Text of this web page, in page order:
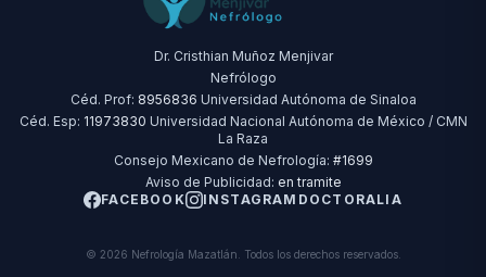
Dr. Cristhian Muñoz Menjivar
Nefrólogo
Céd. Prof: 8956836 Universidad Autónoma de Sinaloa
Céd. Esp: 11973830 Universidad Nacional Autónoma de México / CMN
La Raza
Consejo Mexicano de Nefrología: #1699
Aviso de Publicidad: en tramite
FACEBOOK
INSTAGRAM DOCTORALIA
© 2026 Nefrología Mazatlán. Todos los derechos reservados.